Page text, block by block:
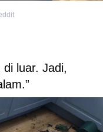
di luar. Jadi,